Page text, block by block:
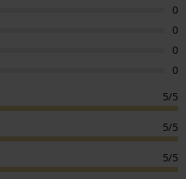
0
0
0
0
5/5
5/5
5/5